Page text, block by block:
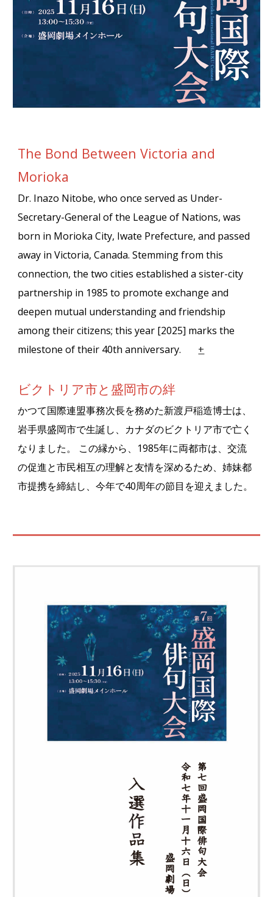
The Bond Between Victoria and
Morioka
Dr. Inazo Nitobe, who once served as Under-
Secretary-General of the League of Nations, was
born in Morioka City, Iwate Prefecture, and passed
away in Victoria, Canada. Stemming from this
connection, the two cities established a sister-city
partnership in 1985 to promote exchange and
deepen mutual understanding and friendship
among their citizens; this year [2025] marks the
milestone of their 40th anniversary. +
ビクトリア市と盛岡市の絆
かつて国際連盟事務次長を務めた新渡戸稲造博士は、
岩手県盛岡市で生誕し、カナダのビクトリア市で亡く
なりました。
この縁から、 1985年に両都市は、交流
の促進と市民相互の理解と友情を深めるため、姉妹都
市提携を締結し、今年で40周年の節目を迎えました。